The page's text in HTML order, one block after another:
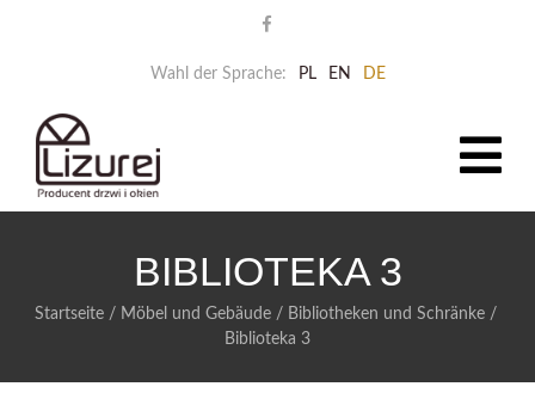
Wahl der Sprache: PL EN DE
BIBLIOTEKA 3
Startseite/ Möbel und Gebäude/ Bibliotheken und Schränke/
Biblioteka 3